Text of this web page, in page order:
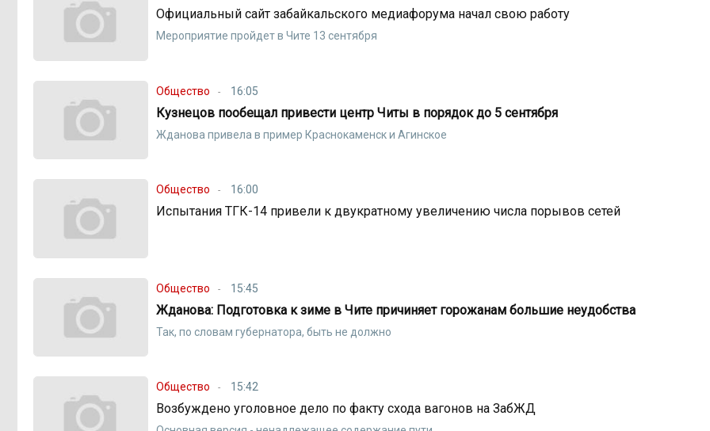
Официальный сайт забайкальского медиафорума начал свою работу
Мероприятие пройдет в Чите 13 сентября
Общество 16:05
Кузнецов пообещал привести центр Читы в порядок до 5 сентября
Жданова привела в пример Краснокаменск и Агинское
Общество 16:00
Испытания ТГК-14 привели к двукратному увеличению числа порывов сетей
Общество 15:45
Жданова: Подготовка к зиме в Чите причиняет горожанам большие неудобства
Так, по словам губернатора, быть не должно
Общество 15:42
Возбуждено уголовное дело по факту схода вагонов на ЗабЖД